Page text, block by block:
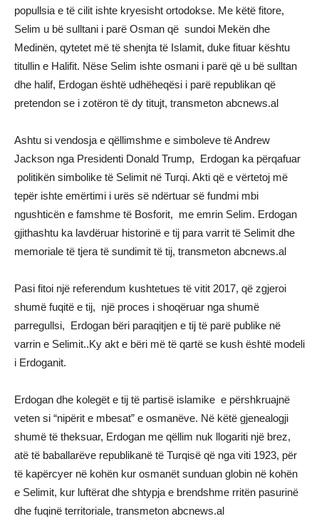
popullsia e të cilit ishte kryesisht ortodokse. Me këtë fitore,
Selim u bë sulltani i parë Osman që sundoi Mekën dhe
Medinën, qytetet më të shenjta të Islamit, duke fituar kështu
titullin e Halifit. Nëse Selim ishte osmani i parë që u bë sulltan
dhe halif, Erdogan është udhëheqësi i parë republikan që
pretendon se i zotëron të dy titujt, transmeton abcnews.al
Ashtu si vendosja e qëllimshme e simboleve të Andrew
Jackson nga Presidenti Donald Trump, Erdogan ka përqafuar
politikën simbolike të Selimit në Turqi. Akti që e vërtetoj më
tepër ishte emërtimi i urës së ndërtuar së fundmi mbi
ngushticën e famshme të Bosforit, me emrin Selim. Erdogan
gjithashtu ka lavdëruar historinë e tij para varrit të Selimit dhe
memoriale të tjera të sundimit të tij, transmeton abcnews.al
Pasi fitoi një referendum kushtetues të vitit 2017, që zgjeroi
shumë fuqitë e tij, një proces i shoqëruar nga shumë
parregullsi, Erdogan bëri paraqitjen e tij të parë publike në
varrin e Selimit..Ky akt e bëri më të qartë se kush është modeli
i Erdoganit.
Erdogan dhe kolegët e tij të partisë islamike e përshkruajnë
veten si “nipërit e mbesat” e osmanëve. Në këtë gjenealogji
shumë të theksuar, Erdogan me qëllim nuk llogariti një brez,
atë të baballarëve republikanë të Turqisë që nga viti 1923, për
të kapërcyer në kohën kur osmanët sunduan globin në kohën
e Selimit, kur luftërat dhe shtypja e brendshme rritën pasurinë
dhe fuqinë territoriale, transmeton abcnews.al